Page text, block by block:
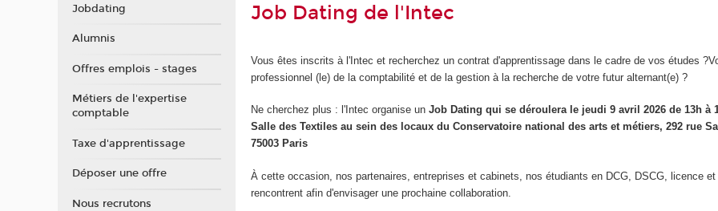
Job Dating de l'Intec
Vous êtes inscrits à l'Intec et recherchez un contrat d'apprentissage dans le cadre de vos études
professionnel (le) de la comptabilité et de la gestion à la recherche de votre futur alternant(e) ?
Ne cherchez plus : l'Intec organise un Job Dating qui se déroulera le jeudi 9 avril 2026 de 13h à
Salle des Textiles au sein des locaux du Conservatoire national des arts et métiers, 292 rue
75003 Paris
À cette occasion, nos partenaires, entreprises et cabinets, nos étudiants en DCG, DSCG, licence
rencontrent afin d'envisager une prochaine collaboration.
Jobdating
Alumnis
Offres emplois - stages
Métiers de l'expertise
comptable
Taxe d'apprentissage
Déposer une offre
Nous recrutons